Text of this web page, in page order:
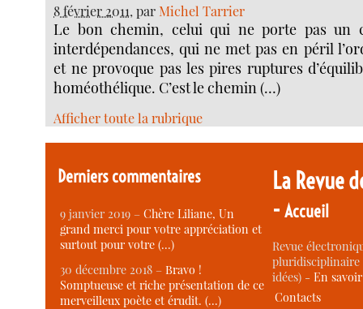
8 février 2011, parMichel Tarrier
Le bon chemin, celui qui ne porte pas un
interdépendances, qui ne met pas en péril
et ne provoque pas les pires ruptures
homéothélique. C’est le chemin (…)
Afficher toute la rubrique
Derniers commentaires
9 janvier 2019 –Chère Liliane, Un
grand merci pour votre appréciation et
surtout pour votre (…)
30 décembre 2018 –Bravo !
Somptueuse et riche présentation de ce
merveilleux poète et érudit. (…)
La Revue
-Accueil
Revue
idées) -En
Contacts